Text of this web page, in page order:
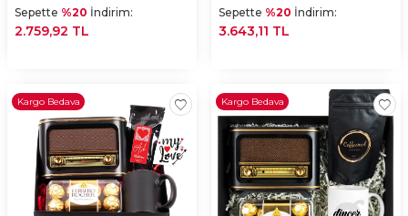
Sepette %20 İndirim:
2.759,92 TL
Sepette %20 İndirim:
3.643,11 TL
Kargo Bedava Kargo Bedava